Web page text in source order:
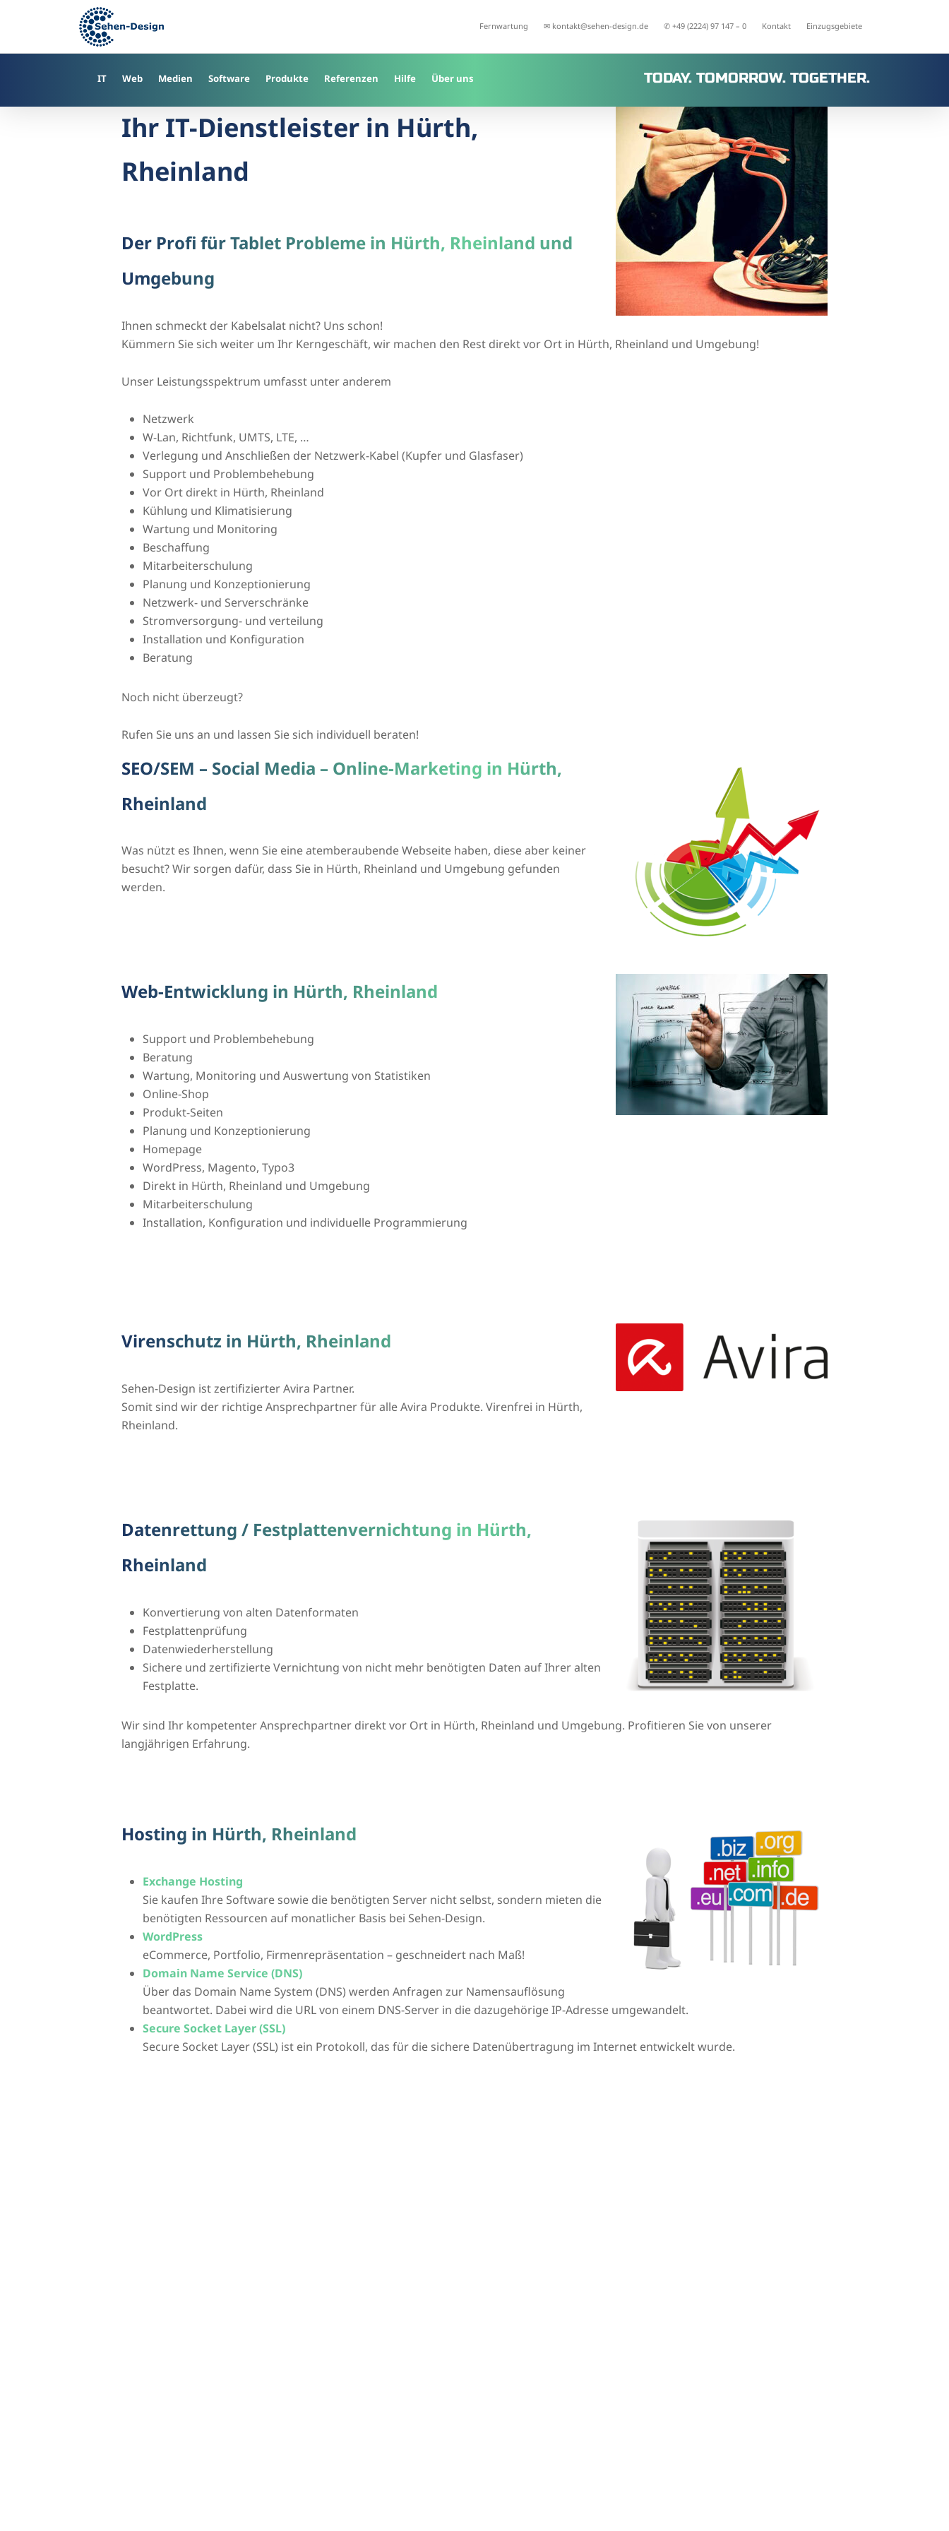
Fernwartung ✉ kontakt@sehen-design.de ✆ +49 (2224) 97 147 – 0 Kontakt Einzugsgebiete
IT Web Medien Software Produkte Referenzen Hilfe Über uns TODAY. TOMORROW. TOGETHER.
Ihr IT-Dienstleister in Hürth,
Rheinland
Der Profi für Tablet Probleme in Hürth, Rheinland und
Umgebung
Ihnen schmeckt der Kabelsalat nicht? Uns schon!
Kümmern Sie sich weiter um Ihr Kerngeschäft, wir machen den Rest direkt vor Ort in Hürth, Rheinland und Umgebung!
Unser Leistungsspektrum umfasst unter anderem
Netzwerk
W-Lan, Richtfunk, UMTS, LTE, …
Verlegung und Anschließen der Netzwerk-Kabel (Kupfer und Glasfaser)
Support und Problembehebung
Vor Ort direkt in Hürth, Rheinland
Kühlung und Klimatisierung
Wartung und Monitoring
Beschaffung
Mitarbeiterschulung
Planung und Konzeptionierung
Netzwerk- und Serverschränke
Stromversorgung- und verteilung
Installation und Konfiguration
Beratung
Noch nicht überzeugt?
Rufen Sie uns an und lassen Sie sich individuell beraten!
SEO/SEM – Social Media – Online-Marketing in Hürth,
Rheinland
Was nützt es Ihnen, wenn Sie eine atemberaubende Webseite haben, diese aber keiner
besucht? Wir sorgen dafür, dass Sie in Hürth, Rheinland und Umgebung gefunden
werden.
Web-Entwicklung in Hürth, Rheinland
Support und Problembehebung
Beratung
Wartung, Monitoring und Auswertung von Statistiken
Online-Shop
Produkt-Seiten
Planung und Konzeptionierung
Homepage
WordPress, Magento, Typo3
Direkt in Hürth, Rheinland und Umgebung
Mitarbeiterschulung
Installation, Konfiguration und individuelle Programmierung
Virenschutz in Hürth, Rheinland
Sehen-Design ist zertifizierter Avira Partner.
Somit sind wir der richtige Ansprechpartner für alle Avira Produkte. Virenfrei in Hürth,
Rheinland.
Datenrettung / Festplattenvernichtung in Hürth,
Rheinland
Konvertierung von alten Datenformaten
Festplattenprüfung
Datenwiederherstellung
Sichere und zertifizierte Vernichtung von nicht mehr benötigten Daten auf Ihrer alten
Festplatte.
Wir sind Ihr kompetenter Ansprechpartner direkt vor Ort in Hürth, Rheinland und Umgebung. Profitieren Sie von unserer
langjährigen Erfahrung.
Hosting in Hürth, Rheinland
Exchange Hosting
Sie kaufen Ihre Software sowie die benötigten Server nicht selbst, sondern mieten die
benötigten Ressourcen auf monatlicher Basis bei Sehen-Design.
WordPress
eCommerce, Portfolio, Firmenrepräsentation – geschneidert nach Maß!
Domain Name Service (DNS)
Über das Domain Name System (DNS) werden Anfragen zur Namensauflösung
beantwortet. Dabei wird die URL von einem DNS-Server in die dazugehörige IP-Adresse umgewandelt.
Secure Socket Layer (SSL)
Secure Socket Layer (SSL) ist ein Protokoll, das für die sichere Datenübertragung im Internet entwickelt wurde.